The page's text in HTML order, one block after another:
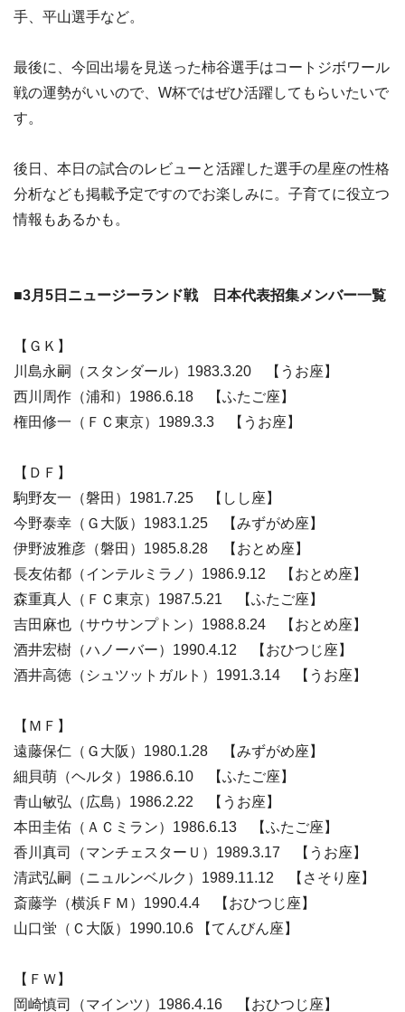
手、平山選手など。
最後に、今回出場を見送った柿谷選手はコートジボワール
戦の運勢がいいので、W杯ではぜひ活躍してもらいたいで
す。
後日、本日の試合のレビューと活躍した選手の星座の性格
分析なども掲載予定ですのでお楽しみに。子育てに役立つ
情報もあるかも。
■3月5日ニュージーランド戦 日本代表招集メンバー一覧
【ＧＫ】
川島永嗣（スタンダール）1983.3.20 【うお座】
西川周作（浦和）1986.6.18 【ふたご座】
権田修一（ＦＣ東京）1989.3.3 【うお座】
【ＤＦ】
駒野友一（磐田）1981.7.25 【しし座】
今野泰幸（Ｇ大阪）1983.1.25 【みずがめ座】
伊野波雅彦（磐田）1985.8.28 【おとめ座】
長友佑都（インテルミラノ）1986.9.12 【おとめ座】
森重真人（ＦＣ東京）1987.5.21 【ふたご座】
吉田麻也（サウサンプトン）1988.8.24 【おとめ座】
酒井宏樹（ハノーバー）1990.4.12 【おひつじ座】
酒井高徳（シュツットガルト）1991.3.14 【うお座】
【ＭＦ】
遠藤保仁（Ｇ大阪）1980.1.28 【みずがめ座】
細貝萌（ヘルタ）1986.6.10 【ふたご座】
青山敏弘（広島）1986.2.22 【うお座】
本田圭佑（ＡＣミラン）1986.6.13 【ふたご座】
香川真司（マンチェスターＵ）1989.3.17 【うお座】
清武弘嗣（ニュルンベルク）1989.11.12 【さそり座】
斎藤学（横浜ＦＭ）1990.4.4 【おひつじ座】
山口蛍（Ｃ大阪）1990.10.6 【てんびん座】
【ＦＷ】
岡崎慎司（マインツ）1986.4.16 【おひつじ座】